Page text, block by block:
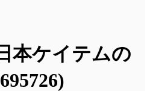
本ケイテムの